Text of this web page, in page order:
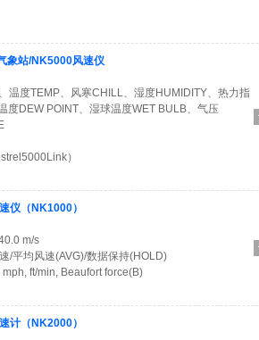
象站/NK5000风速仪
温度TEMP、风寒CHILL、湿度HUMIDITY、热力指
度DEW POINT、湿球温度WET BULB、气压
）
仪（NK1000）
m/s
/平均风速(AVG)/数据保持(HOLD)
mph, ft/min, Beaufort force(B)
计（NK2000）